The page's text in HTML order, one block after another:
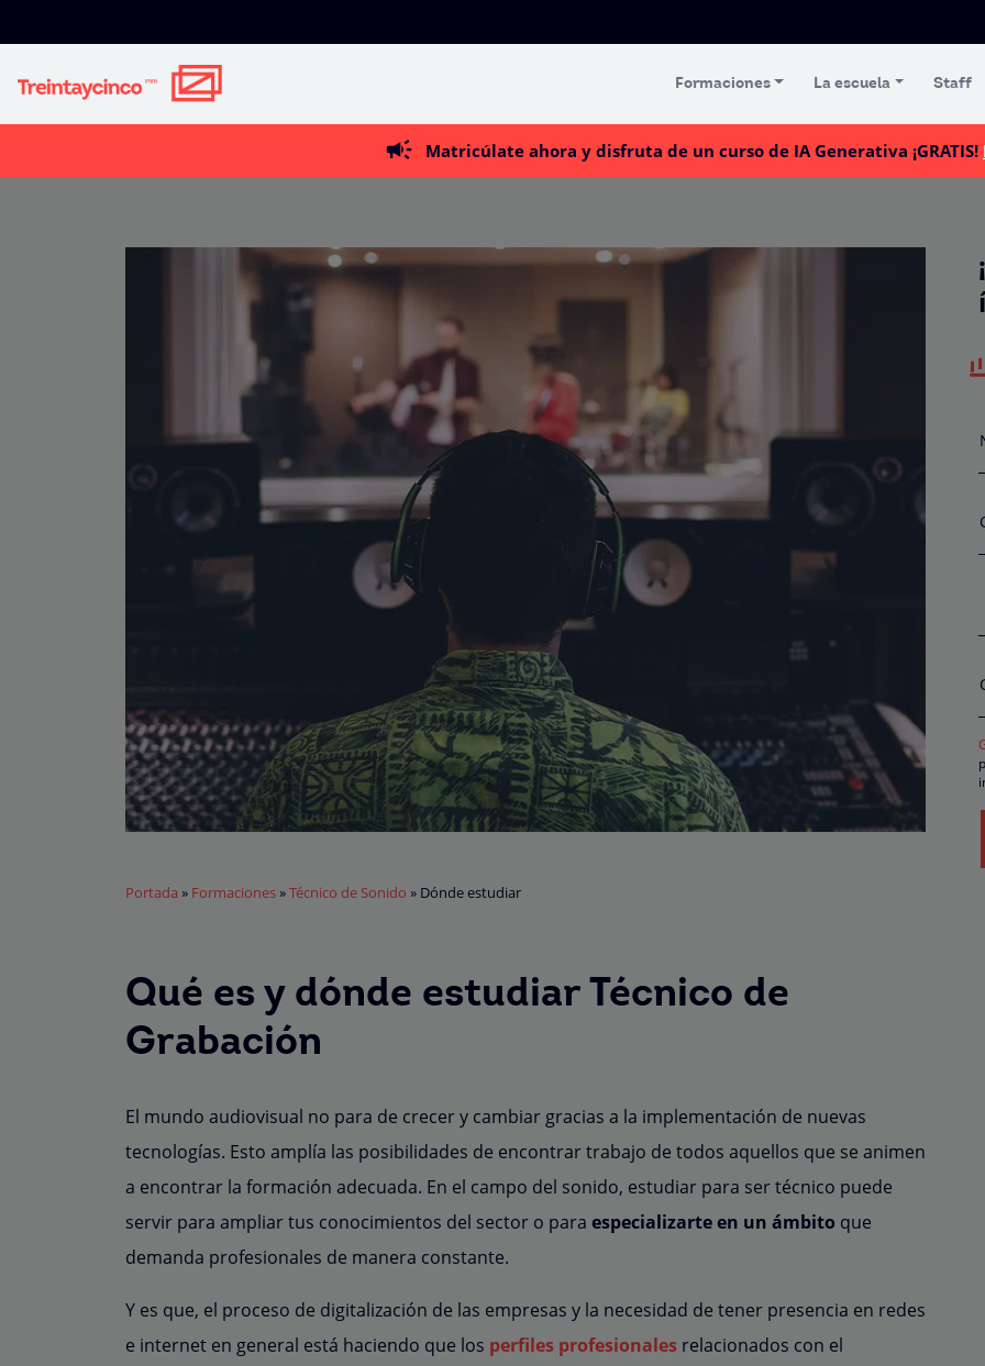
Formaciones La escuela Staff
Matricúlate ahora y disfruta de un curso de IA Generativa ¡GRATIS!
Portada » Formaciones»Técnico de Sonido » Dónde estudiar
Qué es y dónde estudiar Técnico de
Grabación
El mundo audiovisual no para de crecer y cambiar gracias a la implementación de nuevas
tecnologías. Esto amplía las posibilidades de encontrar trabajo de todos aquellos que se animen
a encontrar la formación adecuada. En el campo del sonido, estudiar para ser técnico puede
servir para ampliar tus conocimientos del sector o para especializarte en un ámbito que
demanda profesionales de manera constante.
Y es que, el proceso de digitalización de las empresas y la necesidad de tener presencia en redes
e internet en general está haciendo que los perfiles profesionales relacionados con el